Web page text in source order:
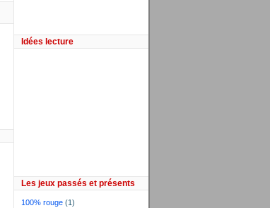
Idées lecture
Les jeux passés et présents
100% rouge (1)